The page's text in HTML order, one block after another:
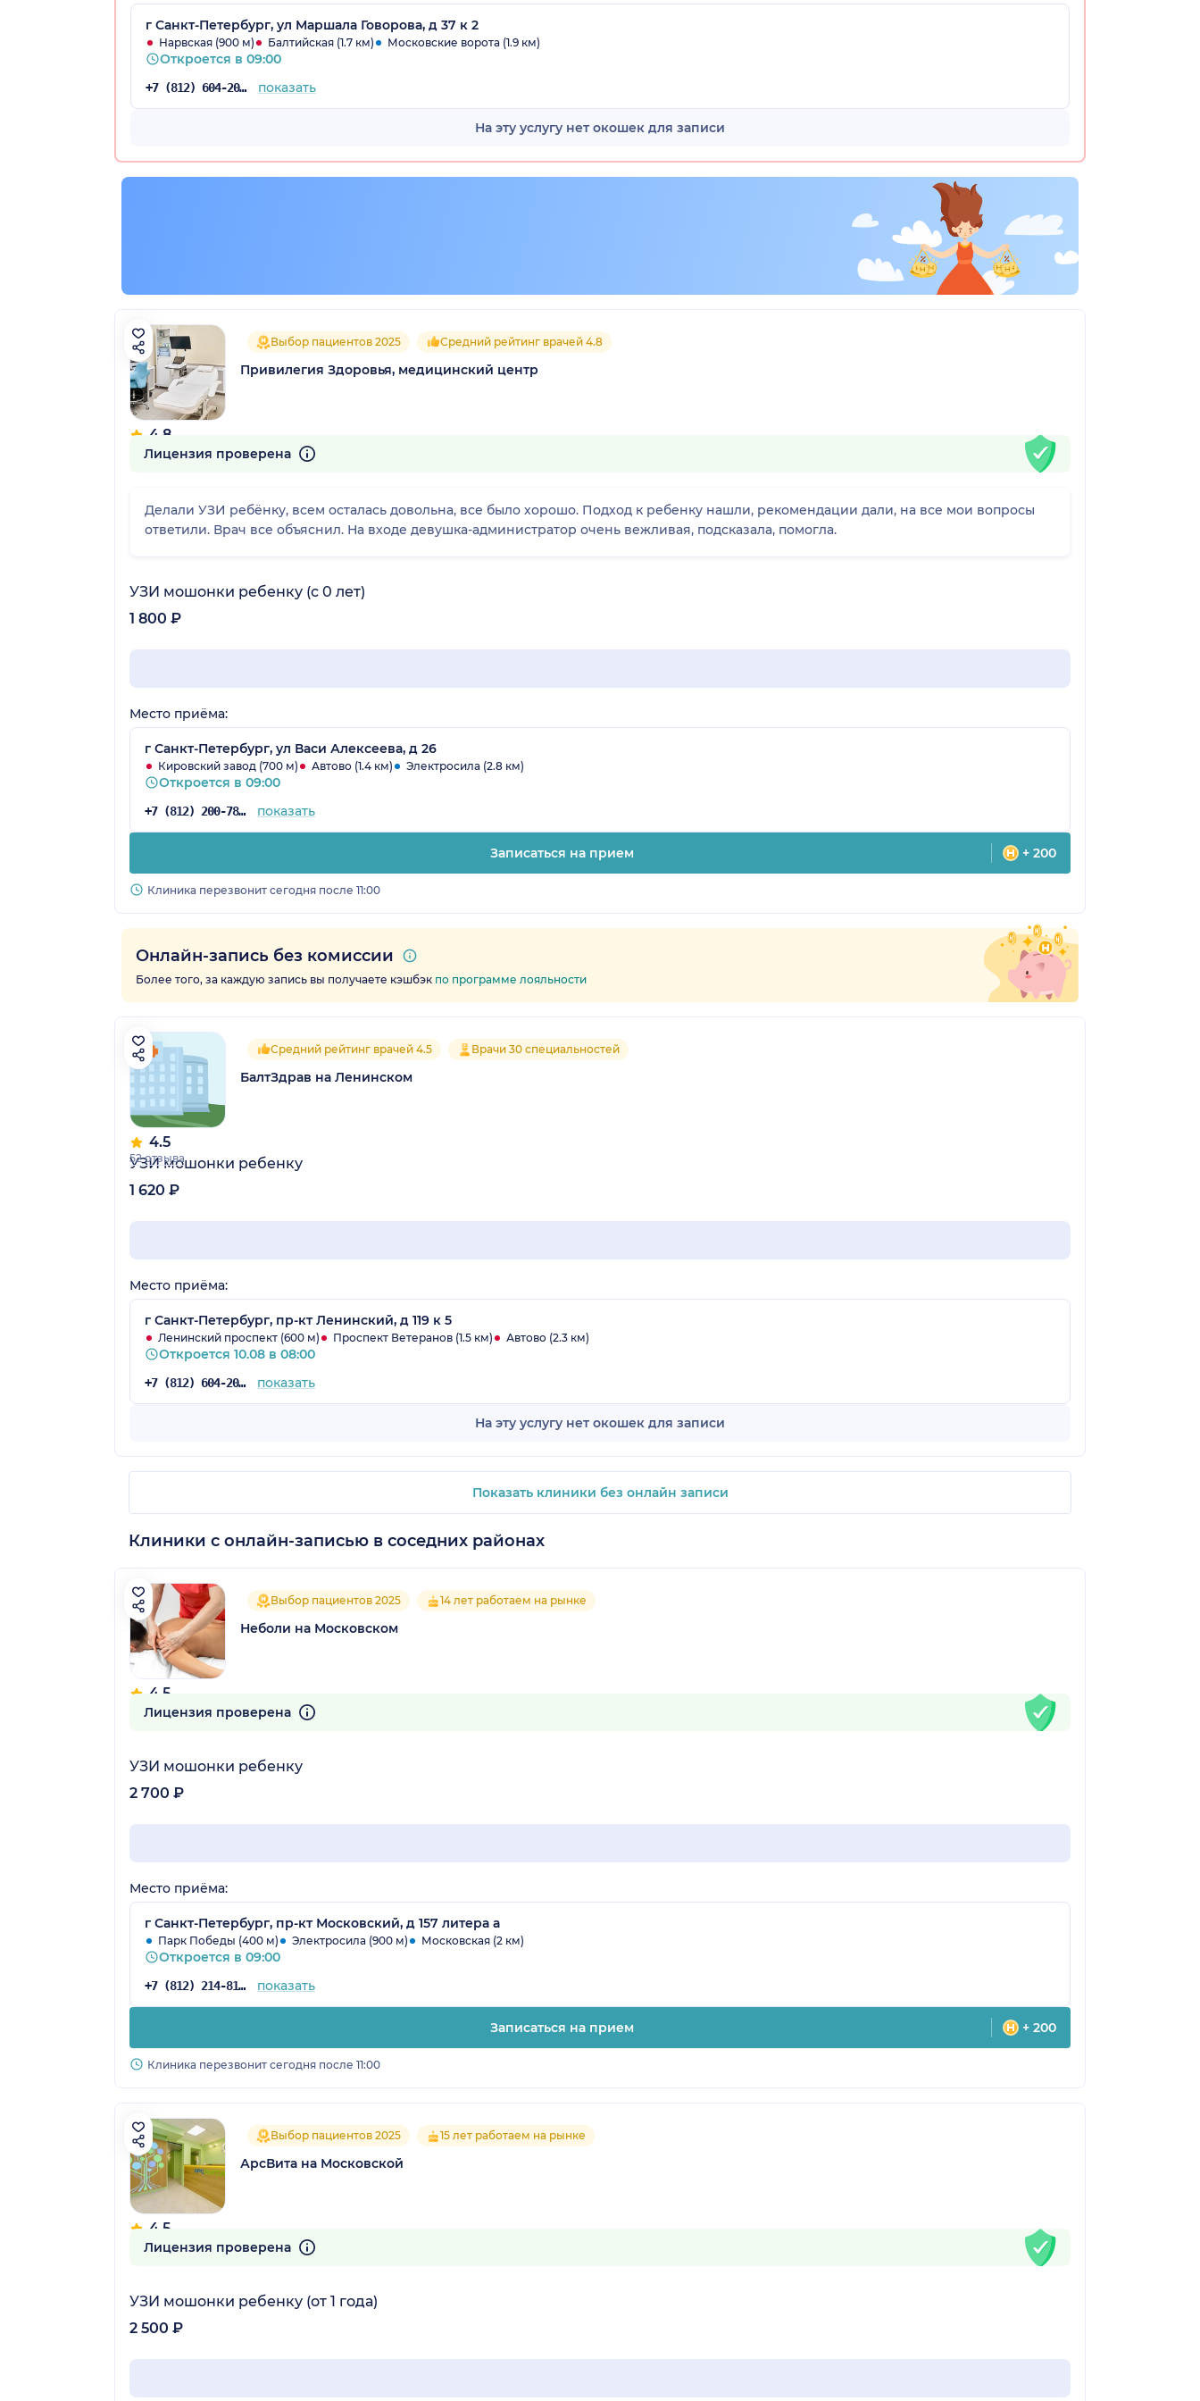
г Санкт-Петербург, ул Маршала Говорова, д 37 к 2
Нарвская (900 м) Балтийская (1.7 км) Московские ворота (1.9 км)
Откроется в 09:00
+7 (812) 604-20-38 показать
На эту услугу нет окошек для записи
4.8
812 отзывов
Выбор пациентов 2025 Средний рейтинг врачей 4.8
Привилегия Здоровья, медицинский центр
Лицензия проверена
Делали УЗИ ребёнку, всем осталась довольна, все было хорошо. Подход к ребенку нашли, рекомендации дали, на все мои вопросы
ответили. Врач все объяснил. На входе девушка-администратор очень вежливая, подсказала, помогла.
УЗИ мошонки ребенку (с 0 лет)
1 800 ₽
Место приёма:
г Санкт-Петербург, ул Васи Алексеева, д 26
Кировский завод (700 м) Автово (1.4 км) Электросила (2.8 км)
Откроется в 09:00
+7 (812) 200-78-11 показать
Записаться на прием + 200
Клиника перезвонит сегодня после 11:00
Онлайн-запись без комиссии
Более того, за каждую запись вы получаете кэшбэк по программе лояльности
4.5
52 отзыва
Средний рейтинг врачей 4.5 Врачи 30 специальностей
БалтЗдрав на Ленинском
УЗИ мошонки ребенку
1 620 ₽
Место приёма:
г Санкт-Петербург, пр-кт Ленинский, д 119 к 5
Ленинский проспект (600 м) Проспект Ветеранов (1.5 км) Автово (2.3 км)
Откроется 10.08 в 08:00
+7 (812) 604-20-38 показать
На эту услугу нет окошек для записи
Показать клиники без онлайн записи
Клиники с онлайн-записью в соседних районах
4.5
68 отзывов
Выбор пациентов 2025 14 лет работаем на рынке
Неболи на Московском
Лицензия проверена
УЗИ мошонки ребенку
2 700 ₽
Место приёма:
г Санкт-Петербург, пр-кт Московский, д 157 литера а
Парк Победы (400 м) Электросила (900 м) Московская (2 км)
Откроется в 09:00
+7 (812) 214-81-73 показать
Записаться на прием + 200
Клиника перезвонит сегодня после 11:00
4.5
224 отзыва
Выбор пациентов 2025 15 лет работаем на рынке
АрсВита на Московской
Лицензия проверена
УЗИ мошонки ребенку (от 1 года)
2 500 ₽